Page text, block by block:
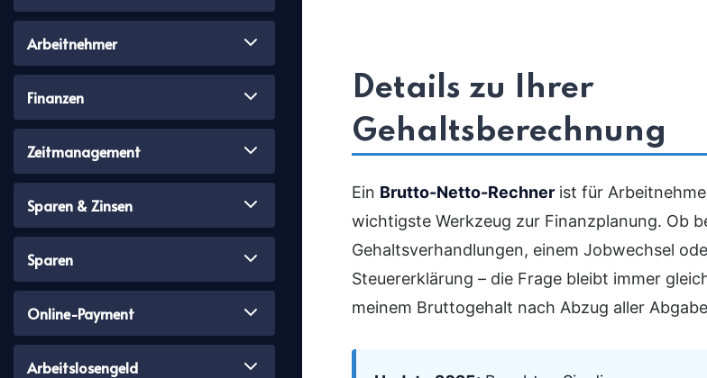
Arbeitnehmer
Finanzen
Zeitmanagement
Sparen & Zinsen
Sparen
Online-Payment
Arbeitslosengeld
Details zu Ihrer
Gehaltsberechnung
Ein Brutto-Netto-Rechner ist für
wichtigste Werkzeug zur Finanzplanung. Ob
Gehaltsverhandlungen, einem Jobwechsel
Steuererklärung – die Frage bleibt immer
meinem Bruttogehalt nach Abzug aller